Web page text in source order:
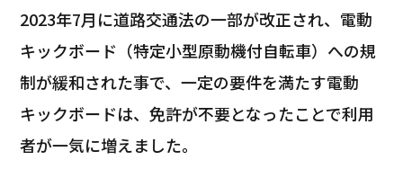
2023年7月に道路交通法の一部が改正され、電動
キックボード（特定小型原動機付自転車）への規
制が緩和された事で、一定の要件を満たす電動
キックボードは、免許が不要となったことで利用
者が一気に増えました。